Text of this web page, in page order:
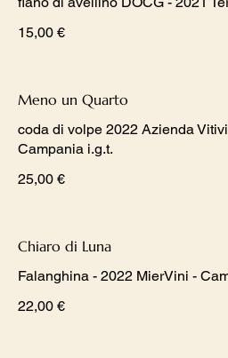
15,00 €
Meno un Quarto
coda di volpe 2022 Azienda
Campania i.g.t.
25,00 €
Chiaro di Luna
Falanghina - 2022 MierVini -
22,00 €